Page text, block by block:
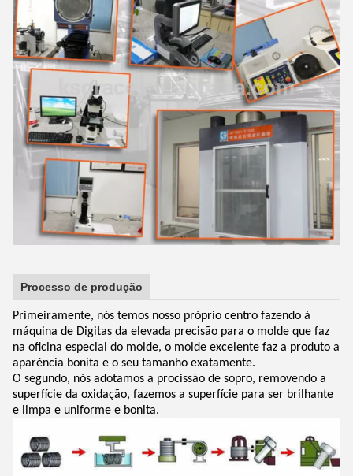
Processo de produção
Primeiramente, nós temos nosso próprio centro fazendo à
máquina de Digitas da elevada precisão para o molde que faz
na oficina especial do molde, o molde excelente faz a produto a
aparência bonita e o seu tamanho exatamente.
O segundo, nós adotamos a procissão de sopro, removendo a
superfície da oxidação, fazemos a superfície para ser brilhante
e limpa e uniforme e bonita.